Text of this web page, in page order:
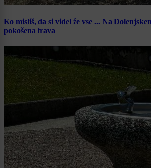
Ko misliš, da si videl že vse ... Na
pokošena trava